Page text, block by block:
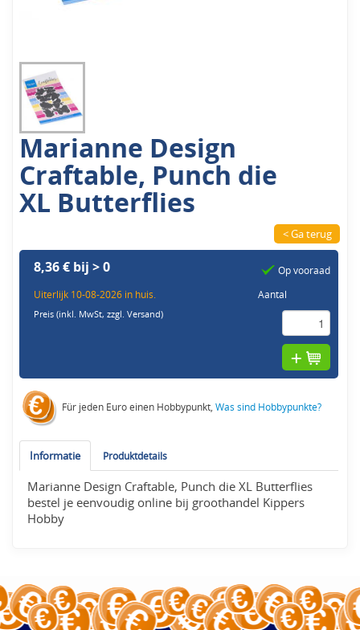
Marianne Design
Craftable, Punch die
XL Butterflies
< Ga terug
8,36 € bij > 0
Uiterlijk 10-08-2026 in huis.
Preis (inkl. MwSt,zzgl. Versand)
Op vooraad
Aantal
Für jeden Euro einen Hobbypunkt,Was sind Hobbypunkte?
Informatie Produktdetails
Marianne Design Craftable, Punch die XL Butterflies
bestel je eenvoudig online bij groothandel Kippers
Hobby